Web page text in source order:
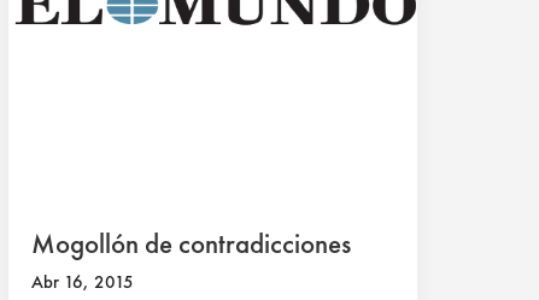
Mogollón de contradicciones
Abr 16, 2015